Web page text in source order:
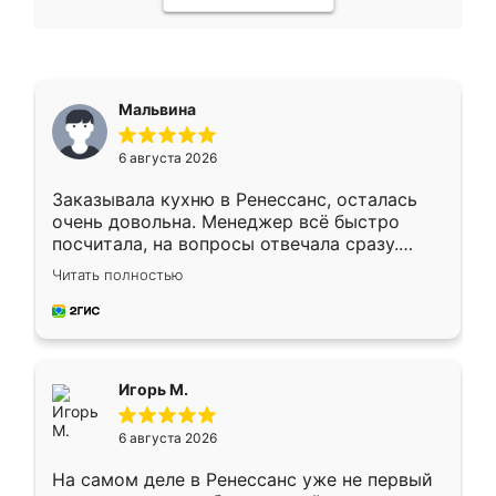
Мальвина
6 августа 2026
Заказывала кухню в Ренессанс, осталась
очень довольна. Менеджер всё быстро
посчитала, на вопросы отвечала сразу.
Замерщик приехал в субботу, подошёл к
делу со всей ответственностью. Собрали
за день, ребята работали аккуратно, даже
Читать полностью
Игорь М.
6 августа 2026
На самом деле в Ренессанс уже не первый